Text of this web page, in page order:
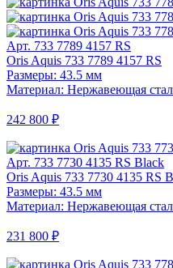
Арт. 733 7789 4157 RS
Oris Aquis 733 7789 4157 RS
Размеры: 43.5 мм
Материал: Нержавеющая
242 800 ₽
Арт. 733 7730 4135 RS Black
Oris Aquis 733 7730 4135 RS
Размеры: 43.5 мм
Материал: Нержавеющая
231 800 ₽